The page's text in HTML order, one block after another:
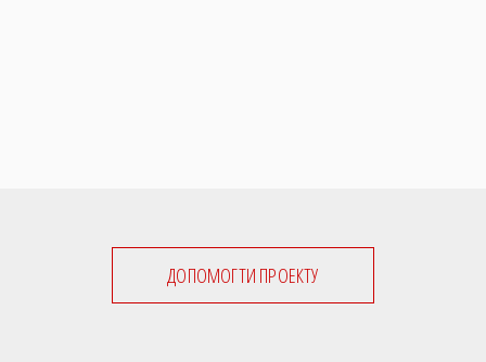
ДОПОМОГТИ ПРОЕКТУ